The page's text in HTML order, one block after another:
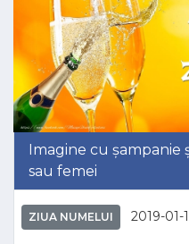
Imagine cu
sau femei
ZIUA NUMELUI 2019-01-